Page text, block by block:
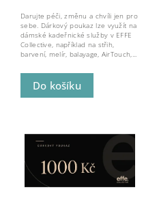
Do košíku
Darujte péči, změnu a chvíli jen pro
sebe. Dárkový poukaz lze využít na
dámské kadeřnické služby v EFFE
Collective, například na střih,
barvení, melír, balayage, AirTouch,...